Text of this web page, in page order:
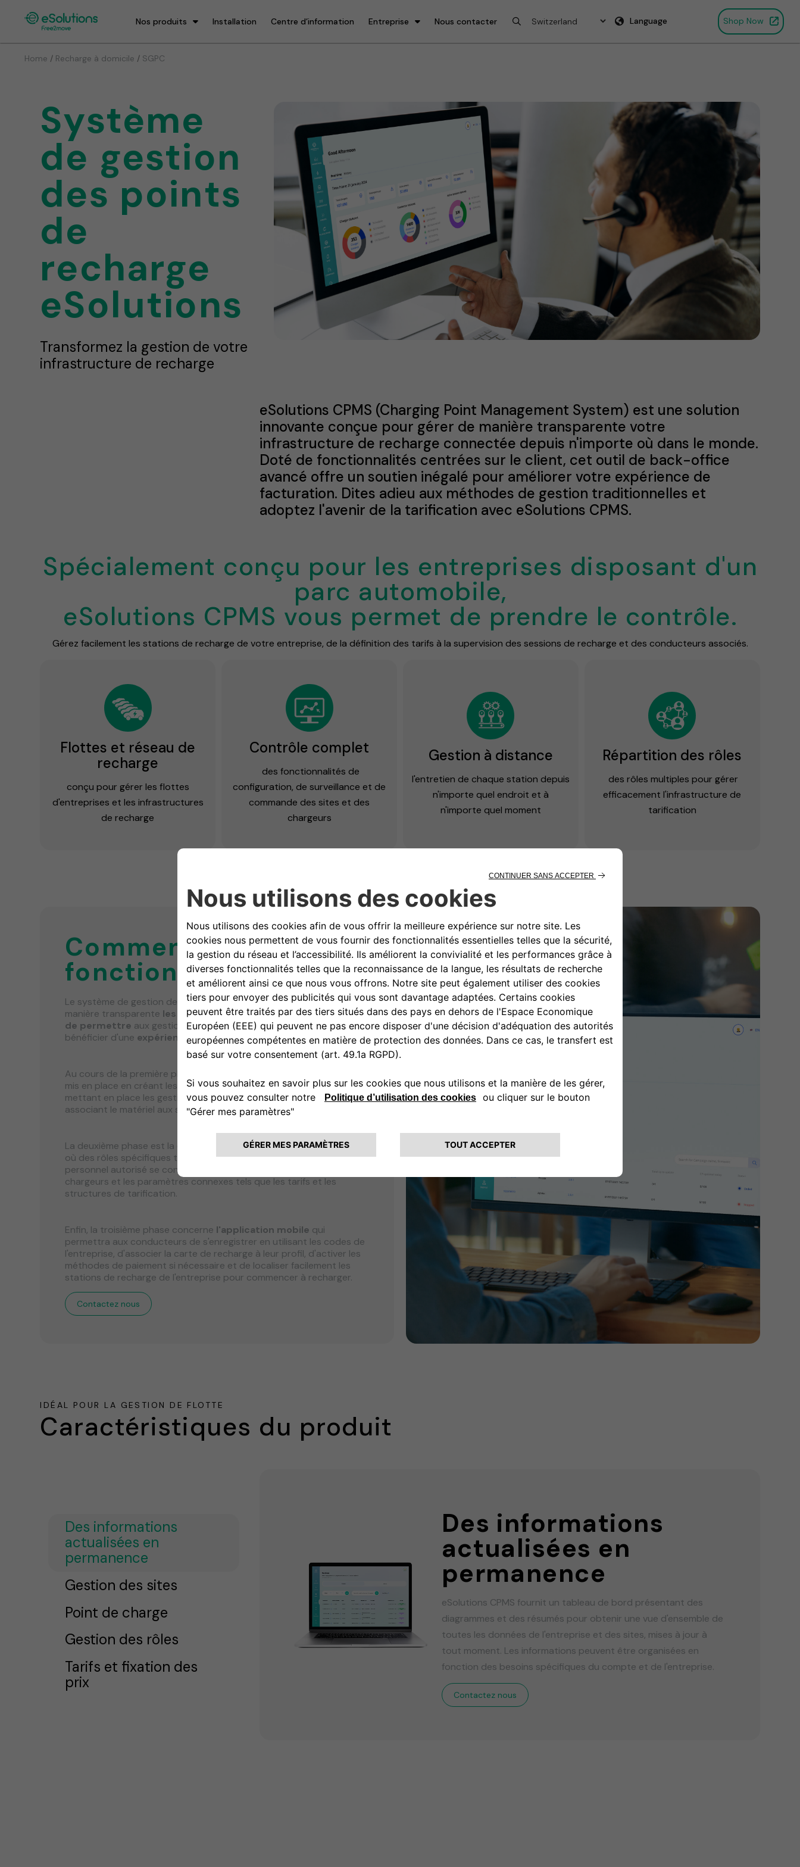
Nos produits Installation Centre d’information Entreprise Nous contacter Language Shop Now
Home / Recharge à domicile / SGPC
Système
de gestion
des points
de
recharge
eSolutions
Transformez la gestion de votre
infrastructure de recharge
eSolutions CPMS (Charging Point Management System) est une solution
innovante conçue pour gérer de manière transparente votre
infrastructure de recharge connectée depuis n'importe où dans le monde.
Doté de fonctionnalités centrées sur le client, cet outil de back-office
avancé offre un soutien inégalé pour améliorer votre expérience de
facturation. Dites adieu aux méthodes de gestion traditionnelles et
adoptez l'avenir de la tarification avec eSolutions CPMS.
Spécialement conçu pour les entreprises disposant d'un
parc automobile,
eSolutions CPMS vous permet de prendre le contrôle.
Gérez facilement les stations de recharge de votre entreprise, de la définition des tarifs à la supervision des sessions de recharge et des conducteurs associés.
Flottes et réseau de
recharge
conçu pour gérer les flottes
d'entreprises et les infrastructures
de recharge
Contrôle complet
des fonctionnalités de
configuration, de surveillance et de
commande des sites et des
chargeurs
Gestion à distance
l'entretien de chaque station depuis
n'importe quel endroit et à
n'importe quel moment
Répartition des rôles
des rôles multiples pour gérer
efficacement l'infrastructure de
tarification
Comment cela
fonctionne-t-il ?
Le système de gestion des points de recharge eSolutionsintègre de
manière transparente les composants matériels et logiciels afin
de permettre aux gestionnaires d'entreprise et aux conducteurs de
bénéficier d'une expérience de recharge efficace.
Au cours de la première phase de l'intégration, le
mis en place en créant les codes de l'entreprise et de la société, en
mettant en place les gestionnaires de l'entreprise et des sites, et en
associant le matériel aux sites de l'entreprise.
La deuxième phase est la création du portail web de l'entreprise
où des rôles spécifiques tels que les gestionnaires de sites et le
personnel autorisé se connectent pour configurer les sites, les
chargeurs et les paramètres connexes tels que les tarifs et les
structures de tarification.
Enfin, la troisième phase concerne l'application mobile qui
permettra aux conducteurs de s'enregistrer en utilisant les codes de
l'entreprise, d'associer la carte de recharge à leur profil, d'activer les
méthodes de paiement si nécessaire et de localiser facilement les
stations de recharge de l'entreprise pour commencer à recharger.
Contactez nous
IDÉAL POUR LA GESTION DE FLOTTE
Caractéristiques du produit
Des informations
actualisées en
permanence
Gestion des sites
Point de charge
Gestion des rôles
Tarifs et fixation des
prix
Des informations
actualisées en
permanence
eSolutions CPMS fournit un tableau de bord présentant des
diagrammes et des résumés pour obtenir une vue d'ensemble de
toutes les données de l'entreprise et des sites, mises à jour à
tout moment. Les informations peuvent être organisées en
fonction des besoins spécifiques du compte et de l'entreprise.
Contactez nous